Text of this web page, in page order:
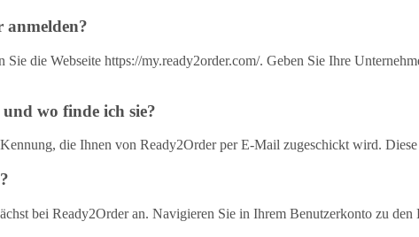
anmelden?
die Webseite https://my.ready2order.com/. Geben Sie Ihre
wo finde ich sie?
die Ihnen von Ready2Order per E-Mail zugeschickt wird.
bei Ready2Order an. Navigieren Sie in Ihrem Benutzerkonto zu